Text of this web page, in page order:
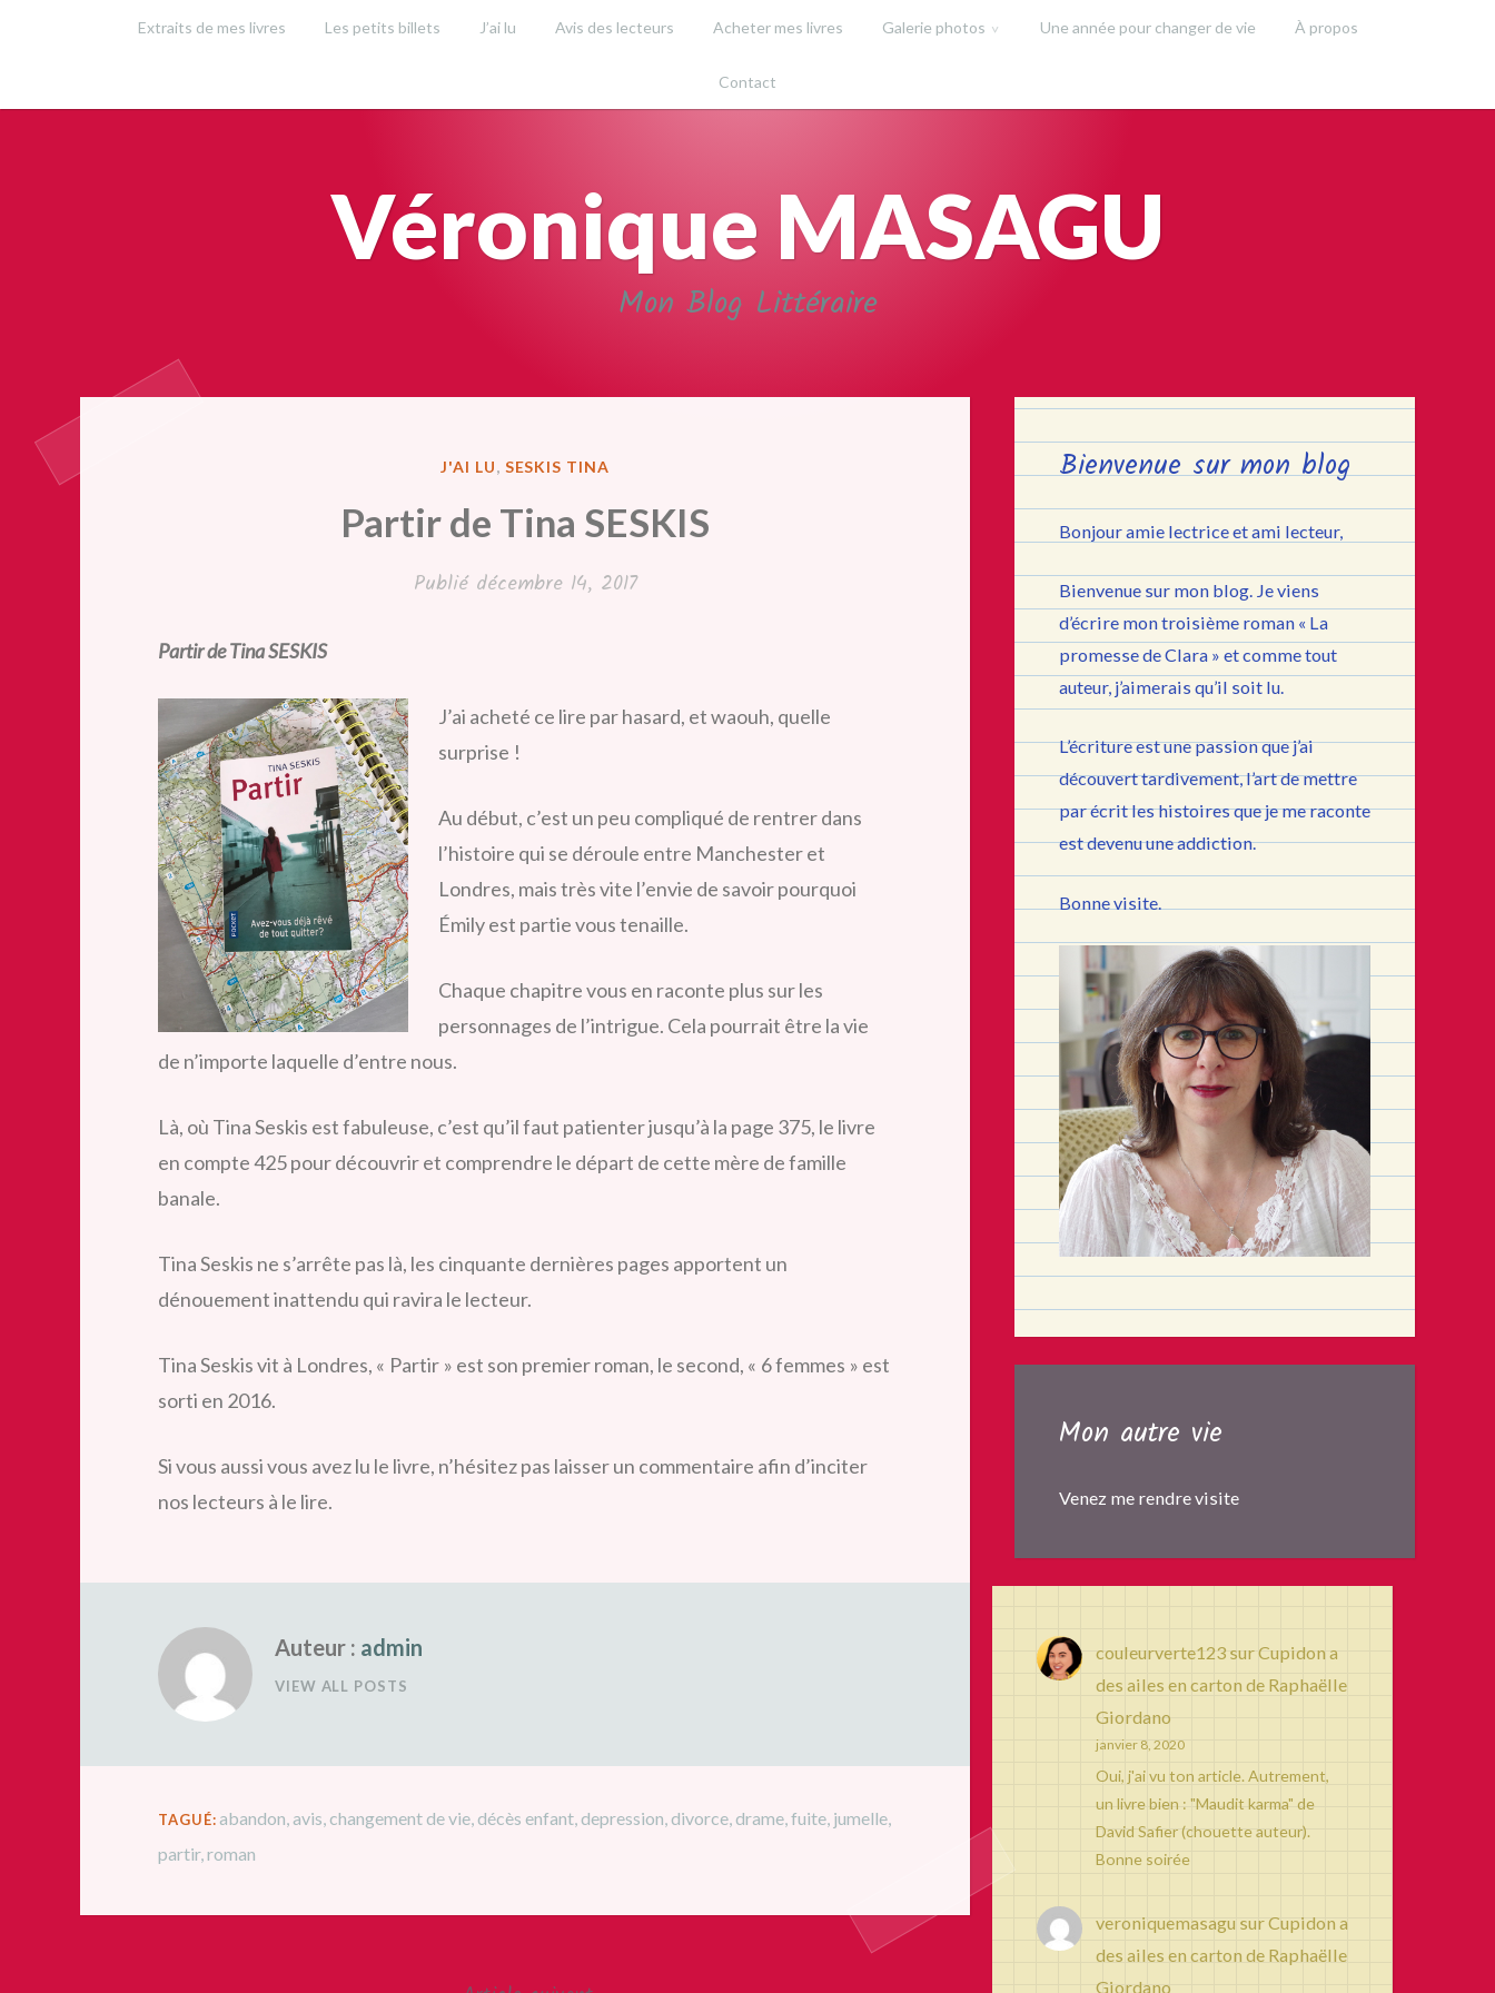
Extraits de mes livres Les petits billets J’ai lu Avis des lecteurs Acheter mes livres Galerie photos Une année pour changer de vie À propos
Contact
Véronique MASAGU
Mon Blog Littéraire
PUBLIÉ
J'AI LU, SESKIS TINA
Partir de Tina SESKIS
Publié décembre 14, 2017
Partir de Tina SESKIS
J’ai acheté ce lire par hasard, et waouh, quelle
surprise !
Au début, c’est un peu compliqué de rentrer dans
l’histoire qui se déroule entre Manchester et
Londres, mais très vite l’envie de savoir pourquoi
Émily est partie vous tenaille.
Chaque chapitre vous en raconte plus sur les
personnages de l’intrigue. Cela pourrait être la vie
de n’importe laquelle d’entre nous.
Là, où Tina Seskis est fabuleuse, c’est qu’il faut patienter jusqu’à la page 375, le livre
en compte 425 pour découvrir et comprendre le départ de cette mère de famille
banale.
Tina Seskis ne s’arrête pas là, les cinquante dernières pages apportent un
dénouement inattendu qui ravira le lecteur.
Tina Seskis vit à Londres, « Partir » est son premier roman, le second, « 6 femmes » est
sorti en 2016.
Si vous aussi vous avez lu le livre, n’hésitez pas laisser un commentaire afin d’inciter
nos lecteurs à le lire.
Auteur : admin
VIEW ALL POSTS
TAGUÉ: abandon ,avis ,changement de vie décès enfant depression divorce drame ,fuite jumelle
partir, roman
Bienvenue sur mon blog
Bonjour amie lectrice et ami lecteur,
Bienvenue sur mon blog. Je viens
d’écrire mon troisième roman « La
promesse de Clara » et comme tout
auteur, j’aimerais qu’il soit lu.
L’écriture est une passion que j’ai
découvert tardivement, l’art de mettre
par écrit les histoires que je me raconte
est devenu une addiction.
Bonne visite.
Mon autre vie
Venez me rendre visite
couleurverte123surCupidon a
des ailes en carton de Raphaëlle
Giordano
janvier 8, 2020
Oui, j'ai vu ton article. Autrement,
un livre bien : "Maudit karma" de
David Safier (chouette auteur).
Bonne soirée
veroniquemasagu surCupidon a
des ailes en carton de Raphaëlle
Giordano